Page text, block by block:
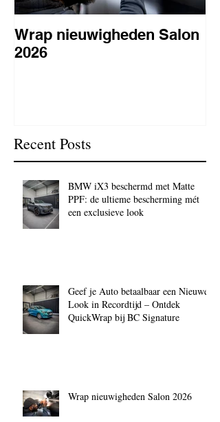
Wrap nieuwigheden Salon
2026
Recent Posts
BMW iX3 beschermd met Matte
PPF: de ultieme bescherming mét
een exclusieve look
Geef je Auto betaalbaar een Nieuwe
Look in Recordtijd – Ontdek
QuickWrap bij BC Signature
Wrap nieuwigheden Salon 2026